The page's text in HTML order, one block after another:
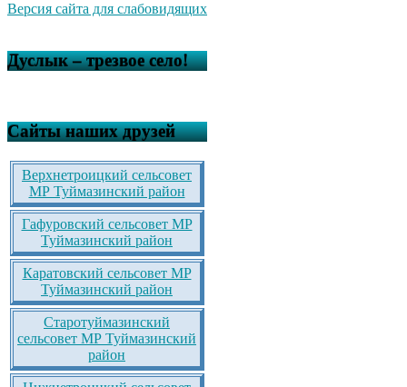
Версия сайта для слабовидящих
Дуслык – трезвое село!
Сайты наших друзей
Верхнетроицкий сельсовет
МР Туймазинский район
Гафуровский сельсовет МР
Туймазинский район
Каратовский сельсовет МР
Туймазинский район
Старотуймазинский
сельсовет МР Туймазинский
район